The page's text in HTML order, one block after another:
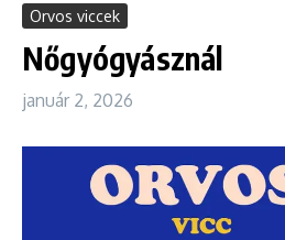
Orvos viccek
Nőgyógyásznál
január 2, 2026